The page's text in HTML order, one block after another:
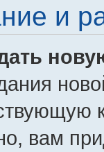
и
вам